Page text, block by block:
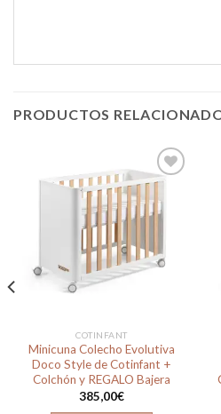
PRODUCTOS
Añadir
deseos
COTINFANT
Minicuna Colecho Evolutiva
Doco Style de Cotinfant +
Colchón y REGALO Bajera
385,00€